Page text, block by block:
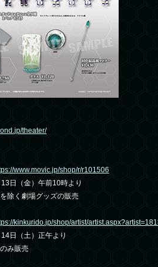
theater/
www.movic.jp/shop/r/r101506
日（金）午前10時より
除く劇場グッズの販売
kinkurido.jp/shop/artist/
日（土）正午より
み販売